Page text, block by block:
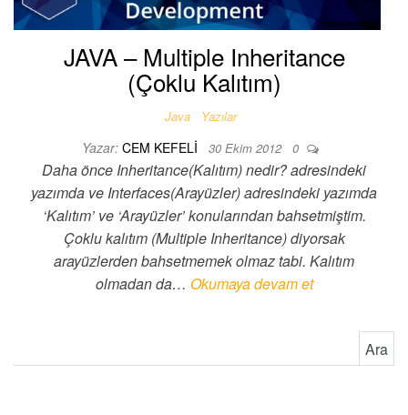
JAVA – Multiple Inheritance
(Çoklu Kalıtım)
Java Yazılar
Yazar: CEM KEFELI 30 Ekim 2012 0
Daha önce Inheritance(Kalıtım) nedir? adresindeki
yazımda ve Interfaces(Arayüzler) adresindeki yazımda
‘Kalıtım’ ve ‘Arayüzler’ konularından bahsetmiştim.
Çoklu kalıtım (Multiple Inheritance) diyorsak
arayüzlerden bahsetmemek olmaz tabi. Kalıtım
olmadan da… Okumaya devam et